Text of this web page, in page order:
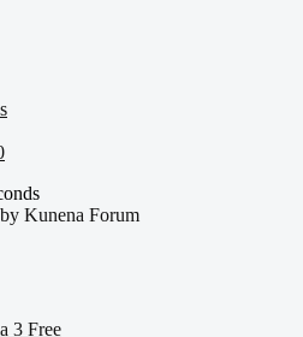
Kunena Forum
3 Free